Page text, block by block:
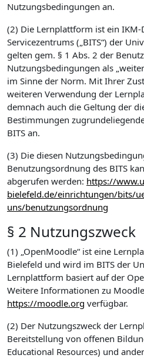
Nutzungsbedingungen an.
(2) Die Lernplattform ist ein IKM-
Servicezentrums („BITS“) der
gelten gem. § 1 Abs. 2 der
Nutzungsbedingungen als
im Sinne der Norm. Mit Ihrer
weiteren Verwendung der
demnach auch die Geltung der
Bestimmungen
BITS an.
(3) Die diesen
Benutzungsordnung des BITS
abgerufen werden: https://
bielefeld.de/einrichtungen/bits/
uns/benutzungsordnung
§ 2 Nutzungszweck
(1) „OpenMoodle“ ist eine
Bielefeld und wird im BITS der
Lernplattform basiert auf der
Weitere Informationen zu
https://moodle.org verfügbar.
(2) Der Nutzungszweck der
Bereitstellung von offenen
Educational Resources) und